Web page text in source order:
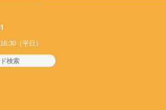
（平日）